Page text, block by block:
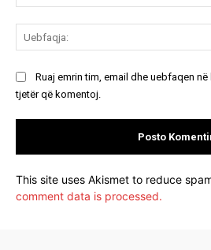
Ruaj emrin tim, email dhe uebfaqen
tjetër që komentoj.
This site uses Akismet to reduce
comment data is processed.